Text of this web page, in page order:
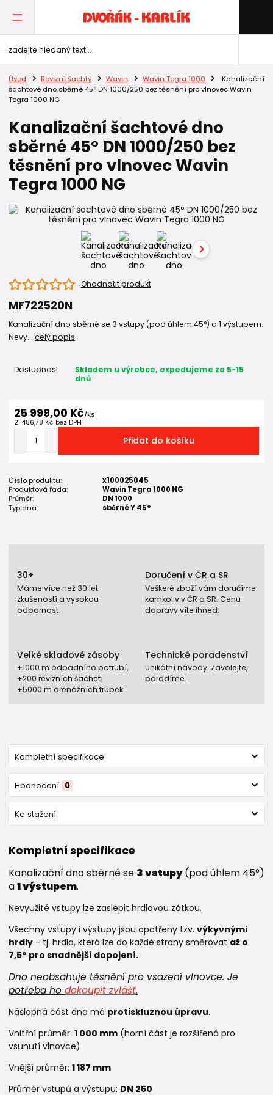
Úvod Revizní šachty Wavin Wavin Tegra 1000
Kanalizační
šachtové dno sběrné 45° DN 1000/250 bez těsnění pro vlnovec Wavin
Tegra 1000 NG
Kanalizační šachtové dno
sběrné 45° DN 1000/250 bez
těsnění pro vlnovec Wavin
Tegra 1000 NG
Ohodnotit produkt
MF722520N
Kanalizační dno sběrné se 3 vstupy (pod úhlem 45°) a 1 výstupem.
Nevy... celý popis
Dostupnost
Skladem u výrobce, expedujeme za 5-15
dnů
25 999,00 Kč/ks
21 486,78 Kč bez DPH
Přidat do košíku
Číslo produktu:
x100025045
Produktová řada:
Wavin Tegra 1000 NG
Průměr:
DN 1000
Typ dna:
sběrné Y 45°
30+
Máme více než 30 let
zkušeností a vysokou
odbornost.
Doručení v ČR a SR
Veškeré zboží vám doručíme
kamkoliv v ČR a SR. Cenu
dopravy víte ihned.
Velké skladové zásoby
+1000 m odpadního potrubí,
+200 revizních šachet,
+5000 m drenážních trubek
Technické poradenství
Unikátní návody. Zavolejte,
poradíme.
Kompletní specifikace
Hodnocení 0
Ke stažení
Kompletní specifikace
Kanalizační dno sběrné se 3 vstupy(pod úhlem 45°)
a1 výstupem.
Nevyužité vstupy lze zaslepit hrdlovou zátkou.
Všechny vstupy i výstupy jsou opatřeny tzv. výkyvnými
hrdly - tj. hrdla, která lze do každé strany směrovat až o
7,5° pro snadnější dopojení.
Dno neobsahuje těsnění pro vsazení vlnovce. Je
potřeba ho dokoupit zvlášť.
Nášlapná část dna má protiskluznou úpravu.
Vnitřní průměr: 1 000 mm (horní část je rozšířená pro
vsunutí vlnovce)
Vnější průměr: 1 187 mm
Průměr vstupů a výstupu: DN 250